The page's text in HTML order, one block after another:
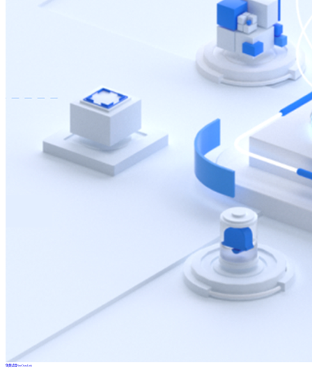
免费试用FineDataLink